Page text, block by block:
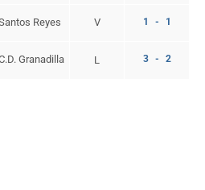
Reyes V 1 - 1
Granadilla L 3 - 2